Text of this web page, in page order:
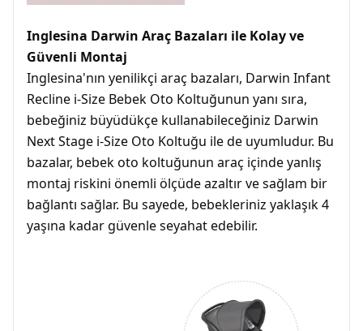
Inglesina Darwin Araç Bazaları ile Kolay ve
Güvenli Montaj
Inglesina'nın yenilikçi araç bazaları, Darwin Infant
Recline i-Size Bebek Oto Koltuğunun yanı sıra,
bebeğiniz büyüdükçe kullanabileceğiniz Darwin
Next Stage i-Size Oto Koltuğu ile de uyumludur. Bu
bazalar, bebek oto koltuğunun araç içinde yanlış
montaj riskini önemli ölçüde azaltır ve sağlam bir
bağlantı sağlar. Bu sayede, bebekleriniz yaklaşık 4
yaşına kadar güvenle seyahat edebilir.